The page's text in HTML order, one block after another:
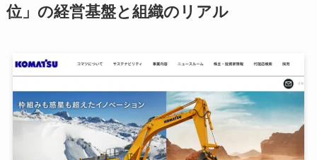
位」の経営基盤と組織のリアル